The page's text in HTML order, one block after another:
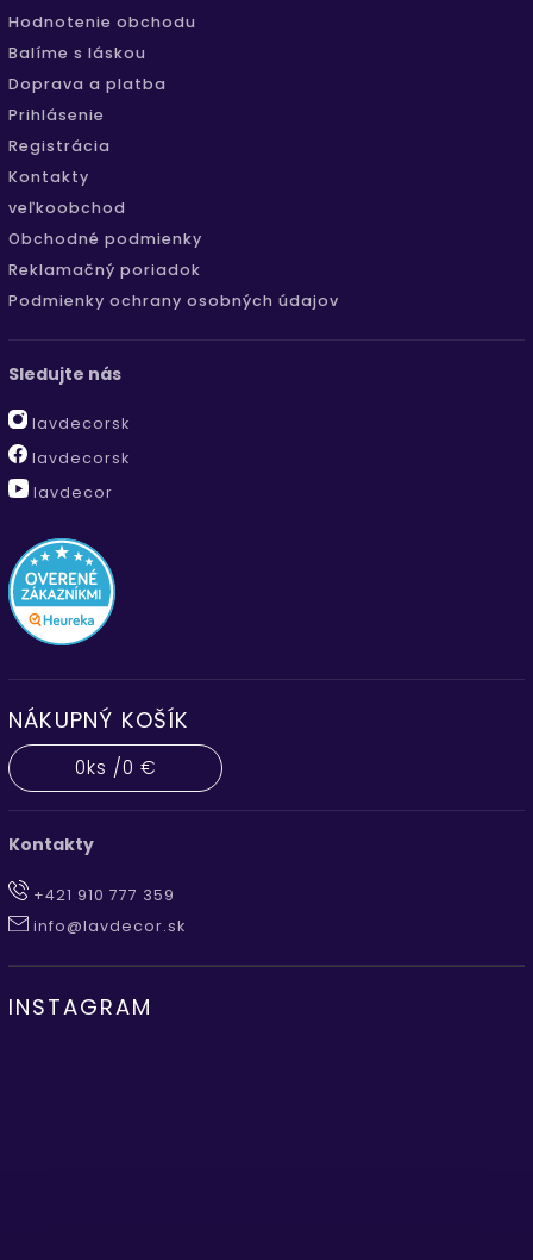
Hodnotenie obchodu
Balíme s láskou
Doprava a platba
Prihlásenie
Registrácia
Kontakty
veľkoobchod
Obchodné podmienky
Reklamačný poriadok
Podmienky ochrany osobných údajov
Sledujte nás
lavdecorsk
lavdecorsk
lavdecor
NÁKUPNÝ KOŠÍK
0ks /0 €
Kontakty
+421 910 777 359
info@lavdecor.sk
INSTAGRAM